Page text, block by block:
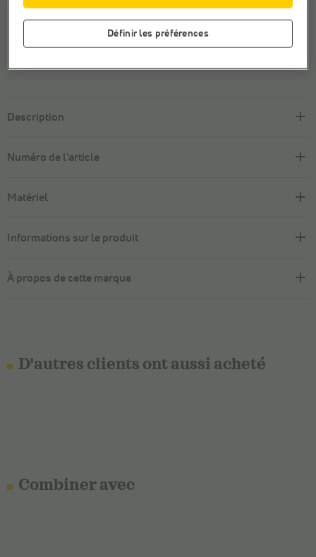
Payer en ligne en toute sécurité
Retourgratuit
Description
Numéro de l'article
Matériel
Informations sur le produit
À propos de cette marque
D'autres clients ont aussi acheté
Combiner avec
Définir les préférences